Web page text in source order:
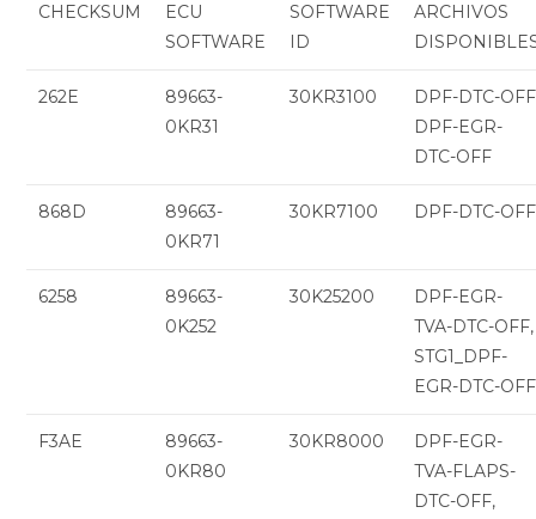
CHECKSUM
ECU
SOFTWARE
SOFTWARE
ID
ARCHIVOS
262E
89663-
0KR31
30KR3100
DPF-DTC-
DPF-EGR-
DTC-OFF
868D
89663-
0KR71
30KR7100 DPF-DTC-OFF
6258
89663-
0K252
30K25200
DPF-EGR-
TVA-DTC-OFF,
STG1_DPF-
EGR-DTC-OFF
F3AE
89663-
0KR80
30KR8000
DPF-EGR-
TVA-FLAPS-
DTC-OFF,